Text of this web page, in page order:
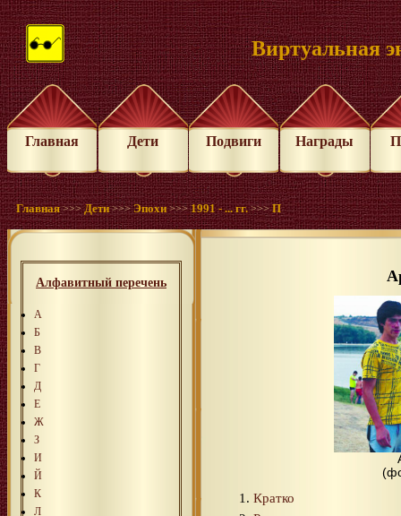
Виртуальная
Главная Дети Подвиги Награды
Главная >>>Дети >>>Эпохи >>>1991 - ... гг. >>>П
Алфавитный перечень
А
Б
В
Г
Д
Е
Ж
З
И
Й
К
Л
Кратко